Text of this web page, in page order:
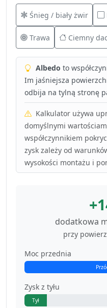
Śnieg / biały żwir
Trawa Ciemny
Albedo to
Im jaśniejsza
odbija na tylną stronę
Kalkulator używa
domyślnymi
współczynnikiem
zysk zależy od
wysokości montażu i
dodatkowa
przy
Moc przednia
Zysk z tyłu
Tył